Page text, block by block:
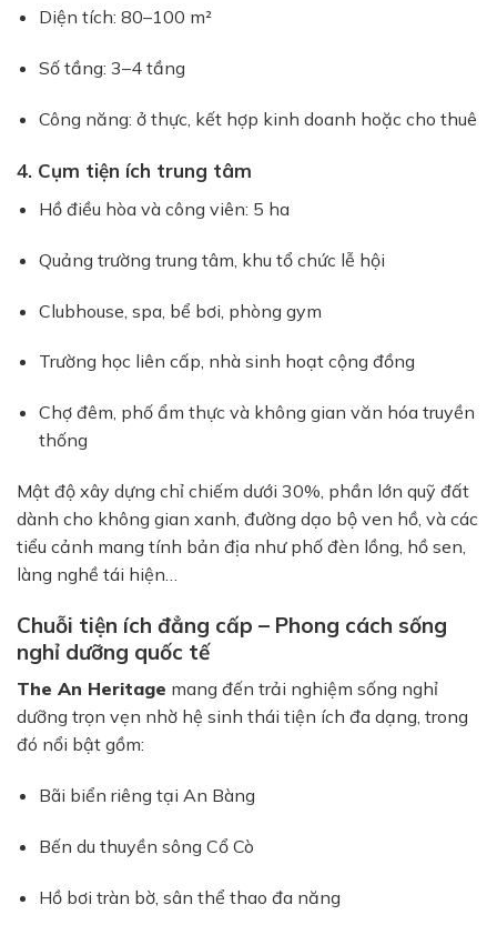
Diện tích: 80–100 m²
Số tầng: 3–4 tầng
Công năng: ở thực, kết hợp kinh doanh hoặc cho thuê
4. Cụm tiện ích trung tâm
Hồ điều hòa và công viên: 5 ha
Quảng trường trung tâm, khu tổ chức lễ hội
Clubhouse, spa, bể bơi, phòng gym
Trường học liên cấp, nhà sinh hoạt cộng đồng
Chợ đêm, phố ẩm thực và không gian văn hóa truyền
thống
Mật độ xây dựng chỉ chiếm dưới 30%, phần lớn quỹ đất
dành cho không gian xanh, đường dạo bộ ven hồ, và các
tiểu cảnh mang tính bản địa như phố đèn lồng, hồ sen,
làng nghề tái hiện…
Chuỗi tiện ích đẳng cấp – Phong cách sống
nghỉ dưỡng quốc tế
The An Heritage mang đến trải nghiệm sống nghỉ
dưỡng trọn vẹn nhờ hệ sinh thái tiện ích đa dạng, trong
đó nổi bật gồm:
Bãi biển riêng tại An Bàng
Bến du thuyền sông Cổ Cò
Hồ bơi tràn bờ, sân thể thao đa năng